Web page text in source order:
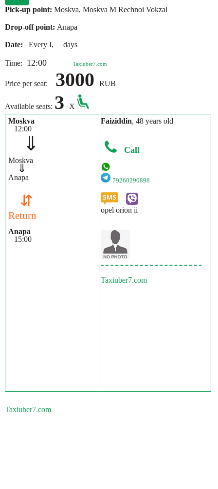
Pick-up point: Moskva, Moskva M Rechnoi Vokzal
Drop-off point: Anapa
Date: Every I, days
Time: 12:00 Taxiuber7.com
Price per seat: 3000 RUB
Available seats: 3
X
Moskva
12:00
⇓
Moskva
⇓
Anapa
⇵
Return
Anapa
15:00
Faiziddin, 48 years old
Call
79260290898
opel orion ii
Taxiuber7.com
Taxiuber7.com